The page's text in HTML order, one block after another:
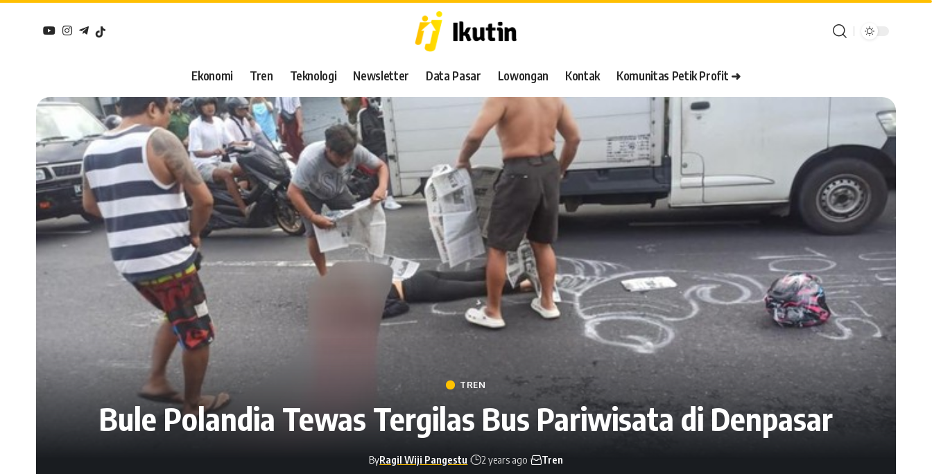
Ekonomi Tren Teknologi Newsletter Data Pasar Lowongan Kontak Komunitas Petik Profit ➜
TREN
Bule Polandia Tewas Tergilas Bus Pariwisata di Denpasar
ByRagil Wiji Pangestu 2 years ago Tren